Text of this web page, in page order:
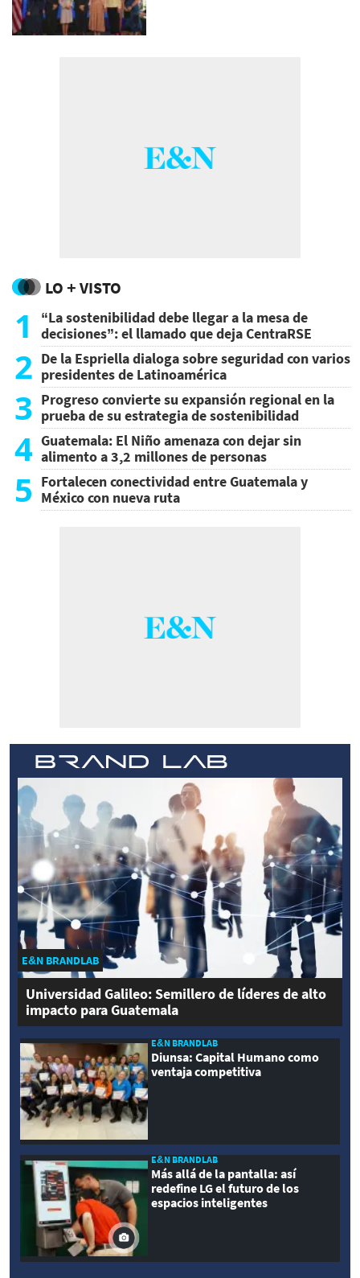
LO + VISTO
1
“La sostenibilidad debe llegar a la mesa de
decisiones”: el llamado que deja CentraRSE
2 De la Espriella dialoga sobre seguridad con varios
presidentes de Latinoamérica
3 Progreso convierte su expansión regional en la
prueba de su estrategia de sostenibilidad
4 Guatemala: El Niño amenaza con dejar sin
alimento a 3,2 millones de personas
5 Fortalecen conectividad entre Guatemala y
México con nueva ruta
E&N BRANDLAB
Universidad Galileo: Semillero de líderes de alto
impacto para Guatemala
E&N BRANDLAB
Diunsa: Capital Humano como
ventaja competitiva
E&N BRANDLAB
Más allá de la pantalla: así
redefine LG el futuro de los
espacios inteligentes